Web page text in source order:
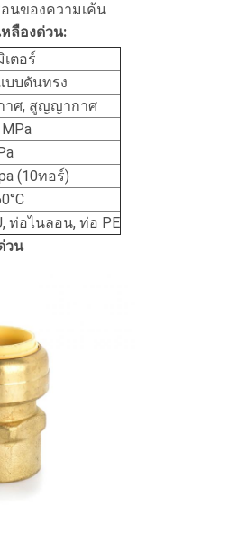
นของความเค้น
ลืองด่วน:
ตอร์
บบดันทรง
าศ, สูญญากาศ
(10ทอร์)
ท่อไนลอน, ท่อ PE
วน